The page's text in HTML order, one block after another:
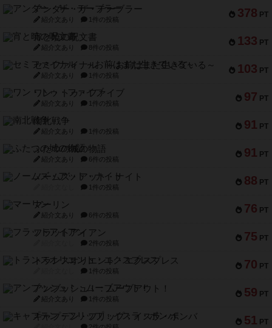
378 PT
アンダー・ザ・テーブラー
紹介文あり 1件の投稿
133 PT
宵と暁の呪文書
紹介文あり 8件の投稿
103 PT
セミファイナル ～お前はまだ生きている～
紹介文あり 1件の投稿
97 PT
ワン・トゥ・ファイブ
紹介文あり 1件の投稿
91 PT
南北戦争
紹介文あり 1件の投稿
91 PT
ふたつの城の物語
紹介文あり 6件の投稿
88 PT
ノームズ・アット・ナイト
1件の投稿
76 PT
マーリン
紹介文あり 6件の投稿
75 PT
フラットアイアン
2件の投稿
70 PT
トランスオリエント・エクスプレス
1件の投稿
59 PT
アンブッシュ！：ムーブアウト！
紹介文あり 1件の投稿
51 PT
キャプテン・フリップ：イスラ・ボンバ